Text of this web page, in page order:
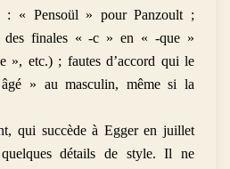
: « Pensoül » pour Panzoult ;
des finales « -c » en « -que »
», etc.) ; fautes d’accord qui le
» au masculin, même si la
qui succède à Egger en juillet
détails de style. Il ne